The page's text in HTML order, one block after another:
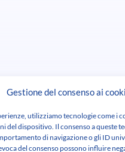
Gestione del consenso ai
utilizziamo tecnologie come i
del dispositivo. Il consenso a queste
di navigazione o gli ID
del consenso possono influire